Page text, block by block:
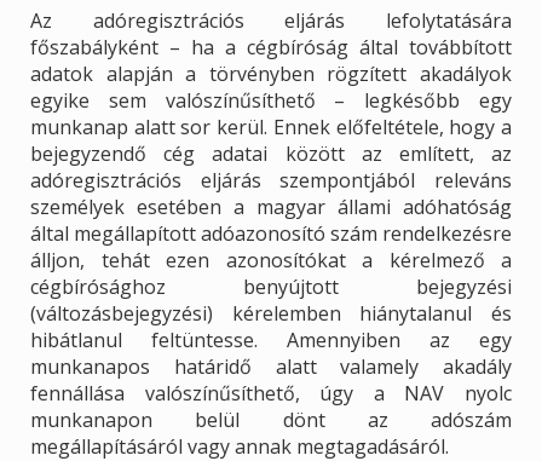
Az adóregisztrációs eljárás lefolytatására
főszabályként – ha a cégbíróság által továbbított
adatok alapján a törvényben rögzített akadályok
egyike sem valószínűsíthető – legkésőbb egy
munkanap alatt sor kerül. Ennek előfeltétele, hogy a
bejegyzendő cég adatai között az említett, az
adóregisztrációs eljárás szempontjából releváns
személyek esetében a magyar állami adóhatóság
által megállapított adóazonosító szám rendelkezésre
álljon, tehát ezen azonosítókat a kérelmező a
cégbírósághoz benyújtott bejegyzési
(változásbejegyzési) kérelemben hiánytalanul és
hibátlanul feltüntesse. Amennyiben az egy
munkanapos határidő alatt valamely akadály
fennállása valószínűsíthető, úgy a NAV nyolc
munkanapon belül dönt az adószám
megállapításáról vagy annak megtagadásáról.